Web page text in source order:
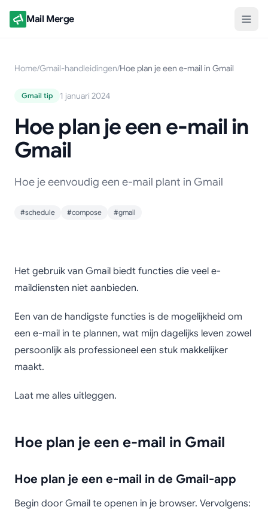
Mail Merge
Home/Gmail-handleidingen/Hoe plan je een e-mail in Gmail
Gmail tip 1 januari 2024
Hoe plan je een e-mail in
Gmail
Hoe je eenvoudig een e-mail plant in Gmail
#schedule #compose #gmail
Hoe plan je een e-mail
in Gmail
Het gebruik van Gmail biedt functies die veel e-
maildiensten niet aanbieden.
Een van de handigste functies is de mogelijkheid om
een e-mail in te plannen, wat mijn dagelijks leven zowel
persoonlijk als professioneel een stuk makkelijker
maakt.
Laat me alles uitleggen.
Hoe plan je een e-mail in Gmail
Hoe plan je een e-mail in de Gmail-app
Begin door Gmail te openen in je browser. Vervolgens: